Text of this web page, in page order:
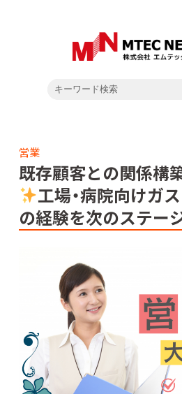
営業
既存顧客との関係構
工場・病院向けガ
の経験を次のステー